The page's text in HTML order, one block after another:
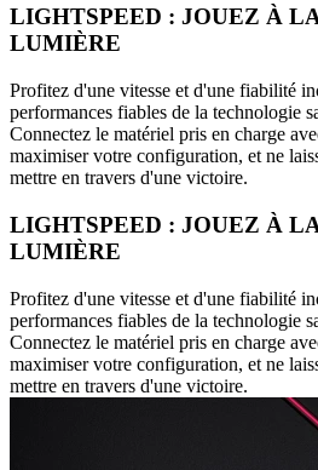
LIGHTSPEED : JOUEZ À
LUMIÈRE
Profitez d'une vitesse et d'une fiabilité
performances fiables de la technologie
Connectez le matériel pris en charge
maximiser votre configuration, et ne
mettre en travers d'une victoire.
LIGHTSPEED : JOUEZ À
LUMIÈRE
Profitez d'une vitesse et d'une fiabilité
performances fiables de la technologie
Connectez le matériel pris en charge
maximiser votre configuration, et ne
mettre en travers d'une victoire.